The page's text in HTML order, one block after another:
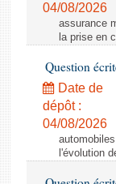
04/08/2026
assurance
la prise en
Question
Date de
dépôt :
04/08/2026
l'évolution